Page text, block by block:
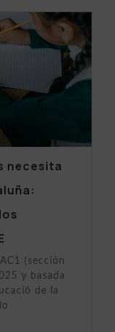
necesita
(sección
y basada
de la